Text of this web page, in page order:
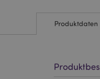
Produktdaten